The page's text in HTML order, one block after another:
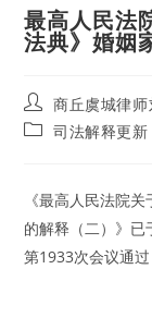
最高人民法
法典》婚姻
Post
author:
商丘虞城律
Post司法解释更新
《最高人民法院
的解释（二）》
第1933次会议通